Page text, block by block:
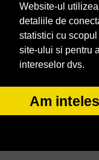
Website-ul
detaliile de
statistici cu
site-ului si pentru
intereselor dvs.
Am
FirmaDeratizare.ro
Service-Reparatii.com
Servicii-DDD.com
ServiciiAlpinism.ro
© 2014-2026
ANPC SOL